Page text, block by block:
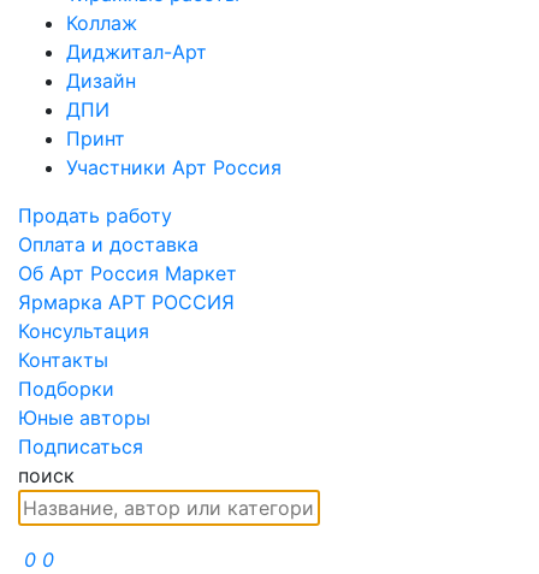
Коллаж
Диджитал-Арт
Дизайн
ДПИ
Принт
Участники Арт Россия
Продать работу
Оплата и доставка
Об Арт Россия Маркет
Ярмарка АРТ РОССИЯ
Консультация
Контакты
Подборки
Юные авторы
Подписаться
поиск
0 0